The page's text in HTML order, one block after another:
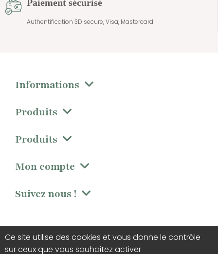
Paiement sécurisé
Authentification 3D secure, Visa, Mastercard
Informations
Produits
Produits
Mon compte
Suivez nous !
Ce site utilise des cookies et vous donne le contrôle
sur ceux que vous souhaitez activer